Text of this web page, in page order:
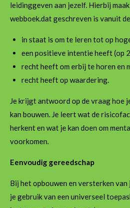
leidinggeven aan jezelf. Hierbij
webboek.dat geschreven is vanuit
in staat is om te leren tot op
een positieve intentie heeft (op
recht heeft om erbij te horen en
recht heeft op waardering.
Je krijgt antwoord op de vraag hoe
kan bouwen. Je leert wat de
herkent en wat je kan doen om
voorkomen.
Eenvoudig gereedschap
Bij het opbouwen en versterken
je gebruik van een universeel